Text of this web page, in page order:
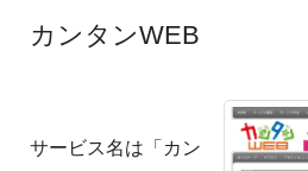
カンタンWEB
サービス名は「カン